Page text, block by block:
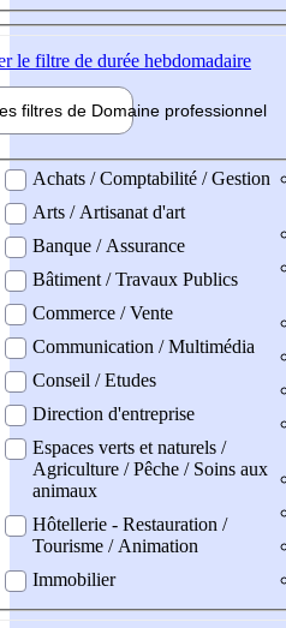
le filtre de durée hebdomadaire
filtres de Domaine professionnel
professionel
Achats / Comptabilité / Gestion
Arts / Artisanat d'art
Banque / Assurance
Bâtiment / Travaux Publics
Commerce / Vente
Communication / Multimédia
Conseil / Etudes
Direction d'entreprise
Espaces verts et naturels /
Agriculture / Pêche / Soins aux
animaux
Hôtellerie - Restauration /
Tourisme / Animation
Immobilier